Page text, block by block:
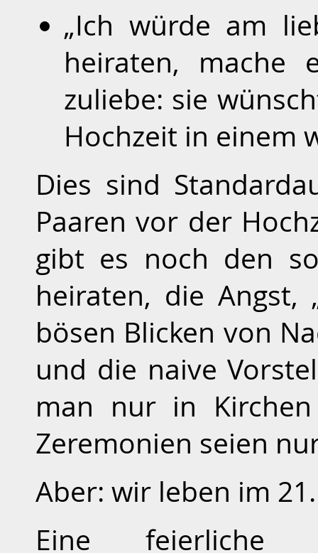
„Ich würde am
heiraten, mache
zuliebe: sie
Hochzeit in einem
Dies sind
Paaren vor der
gibt es noch den
heiraten, die Angst,
bösen Blicken von
und die naive
man nur in
Zeremonien seien
Aber: wir leben im
Eine feierliche